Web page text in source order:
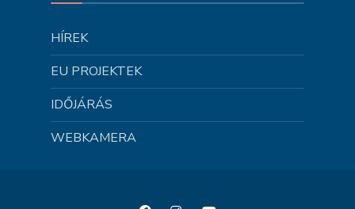
HÍREK
EU PROJEKTEK
IDŐJÁRÁS
WEBKAMERA